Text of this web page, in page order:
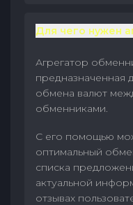
Для чего нужен
Агрегатор
предназначенная
обмена валют
обменниками.
С его помощью
оптимальный
списка
актуальной
отзывах